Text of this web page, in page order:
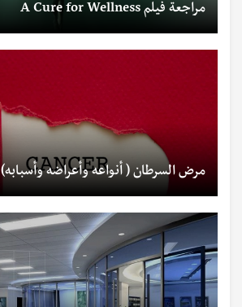
مراجعة فيلم A Cure for Wellness
مرض السرطان ( أنواعه وأعراضه وأسبابه)